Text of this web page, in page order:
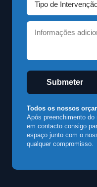
Submeter
Todos os nossos
Após preenchimento
em contacto consigo
espaço junto com o
qualquer compromisso.